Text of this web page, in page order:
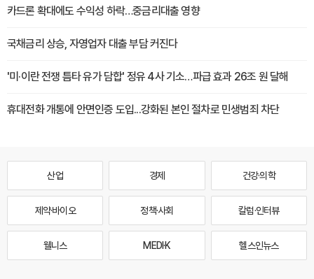
카드론 확대에도 수익성 하락…중금리대출 영향
국채금리 상승, 자영업자 대출 부담 커진다
'미·이란 전쟁 틈타 유가 담합' 정유 4사 기소…파급 효과 26조 원 달해
휴대전화 개통에 안면인증 도입...강화된 본인 절차로 민생범죄 차단
산업 경제 건강·의학
제약·바이오 정책·사회 칼럼·인터뷰
웰니스 MEDI·K 헬스인뉴스